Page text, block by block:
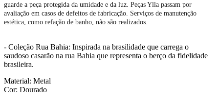
guarde a peça protegida da umidade e da luz. Peças Ylla passam por
avaliação em casos de defeitos de fabricação. Serviços de manutenção
estética, como refação de banho, não são realizados.
- Coleção Rua Bahia: Inspirada na brasilidade que carrega o
saudoso casarão na rua Bahia que representa o berço da fidelidade
brasileira.
Material: Metal
Cor: Dourado